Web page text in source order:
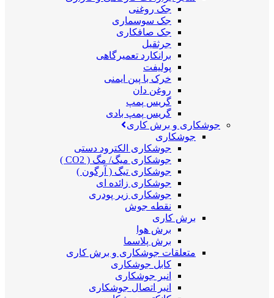
جک روغنی
جک سوسماری
جک صافکاری
جرثقیل
برانکارد تعمیرگاهی
پولیفت
خرک با پین ایمنی
روغن دان
گریس پمپ
گریس پمپ بادی
جوشکاری و برش کاری
جوشکاری
جوشکاری الکترود دستی
جوشکاری میگ/ مگ ( CO2 )
جوشکاری تیگ ( آرگون )
جوشکاری زائده ای
جوشکاری زیر پودری
نقطه جوش
برش کاری
برش هوا
برش پلاسما
متعلقات جوشکاری و برش کاری
کابل جوشکاری
انبر جوشکاری
انبر اتصال جوشکاری